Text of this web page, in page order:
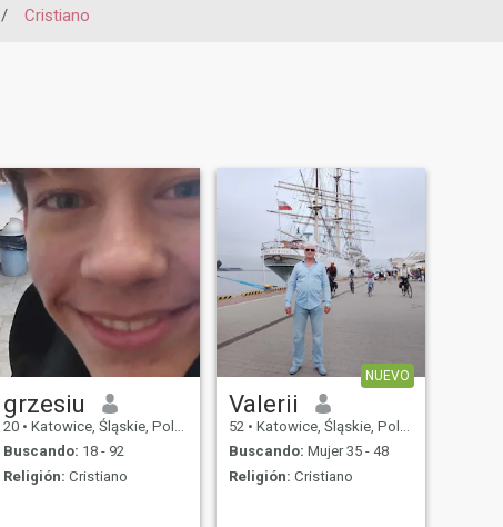
/ Cristiano
grzesiu
20 • Katowice, Śląskie, Polonia
Buscando: 18 - 92
Religión: Cristiano
NUEVO
Valerii
52 • Katowice, Śląskie, Polonia
Buscando: Mujer 35 - 48
Religión: Cristiano